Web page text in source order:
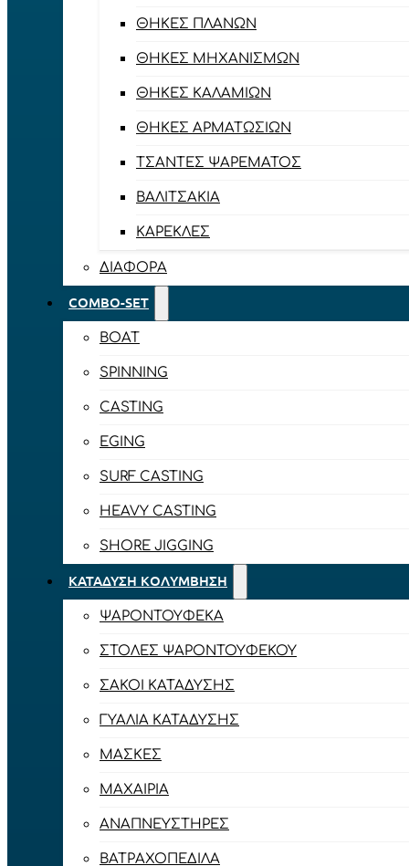
ΘΉΚΕΣ ΠΛΆΝΩΝ
ΘΉΚΕΣ ΜΗΧΑΝΙΣΜΏΝ
ΘΉΚΕΣ ΚΑΛΑΜΙΏΝ
ΘΉΚΕΣ ΑΡΜΑΤΩΣΙΏΝ
ΤΣΆΝΤΕΣ ΨΑΡΈΜΑΤΟΣ
ΒΑΛΙΤΣΆΚΙΑ
ΚΑΡΈΚΛΕΣ
ΔΙΆΦΟΡΑ
COMBO-SET
BOAT
SPINNING
CASTING
EGING
SURF CASTING
HEAVY CASTING
SHORE JIGGING
ΚΑΤΆΔΥΣΗ ΚΟΛΎΜΒΗΣΗ
ΨΑΡΟΝΤΟΎΦΕΚΑ
ΣΤΟΛΈΣ ΨΑΡΟΝΤΟΎΦΕΚΟΥ
ΣΆΚΟΙ ΚΑΤΆΔΥΣΗΣ
ΓΥΑΛΙΆ ΚΑΤΆΔΥΣΗΣ
ΜΆΣΚΕΣ
ΜΑΧΑΊΡΙΑ
ΑΝΑΠΝΕΥΣΤΉΡΕΣ
ΒΑΤΡΑΧΟΠΈΔΙΛΑ